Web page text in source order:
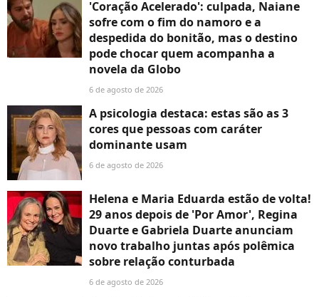
'Coração Acelerado': culpada, Naiane
sofre com o fim do namoro e a
despedida do bonitão, mas o destino
pode chocar quem acompanha a
novela da Globo
6 de agosto de 2026
A psicologia destaca: estas são as 3
cores que pessoas com caráter
dominante usam
6 de agosto de 2026
Helena e Maria Eduarda estão de volta!
29 anos depois de 'Por Amor', Regina
Duarte e Gabriela Duarte anunciam
novo trabalho juntas após polêmica
sobre relação conturbada
6 de agosto de 2026